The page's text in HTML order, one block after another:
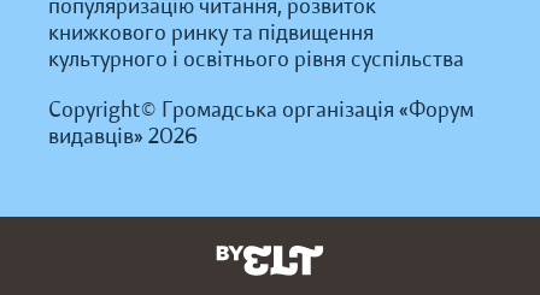
популяризацію читання, розвиток
книжкового ринку та підвищення
культурного і освітнього рівня суспільства
Copyright© Громадська організація «Форум
видавців» 2026